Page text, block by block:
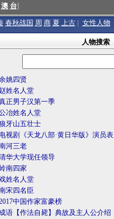
澳 台]
春秋战国 周 商 夏 上古 女性人物
人物搜索
姚四贤
赵姓名人堂
正男子汉第一季
冶姓名人堂
牙山五壮士
视剧《天龙八部·黄日华版》演员表
河三老
华大学现任领导
南四家
姓名人堂
宋四名臣
中国作家富豪榜
成语【作法自毙】典故及主人公介绍